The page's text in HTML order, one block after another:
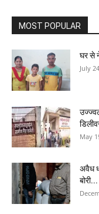
MOST POPULAR
घर से
July
May
अवैध
बोरी...